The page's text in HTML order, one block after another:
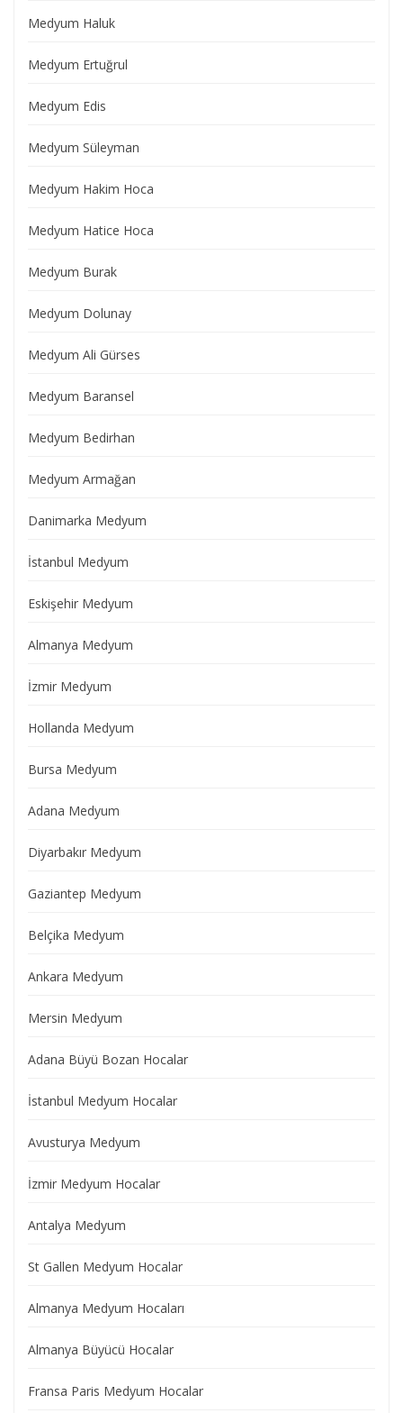
Medyum Haluk
Medyum Ertuğrul
Medyum Edis
Medyum Süleyman
Medyum Hakim Hoca
Medyum Hatice Hoca
Medyum Burak
Medyum Dolunay
Medyum Ali Gürses
Medyum Baransel
Medyum Bedirhan
Medyum Armağan
Danimarka Medyum
İstanbul Medyum
Eskişehir Medyum
Almanya Medyum
İzmir Medyum
Hollanda Medyum
Bursa Medyum
Adana Medyum
Diyarbakır Medyum
Gaziantep Medyum
Belçika Medyum
Ankara Medyum
Mersin Medyum
Adana Büyü Bozan Hocalar
İstanbul Medyum Hocalar
Avusturya Medyum
İzmir Medyum Hocalar
Antalya Medyum
St Gallen Medyum Hocalar
Almanya Medyum Hocaları
Almanya Büyücü Hocalar
Fransa Paris Medyum Hocalar